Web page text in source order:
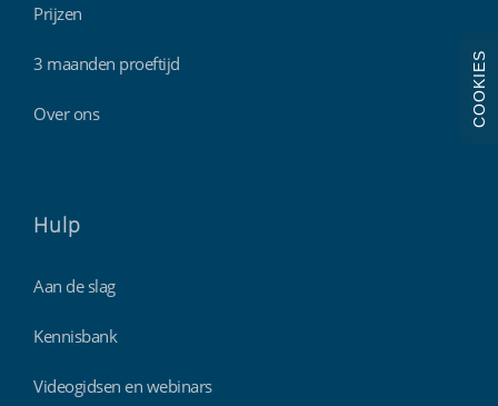
Prijzen
3 maanden proeftijd
Over ons
Hulp
Aan de slag
Kennisbank
Videogidsen en webinars
COOKIES